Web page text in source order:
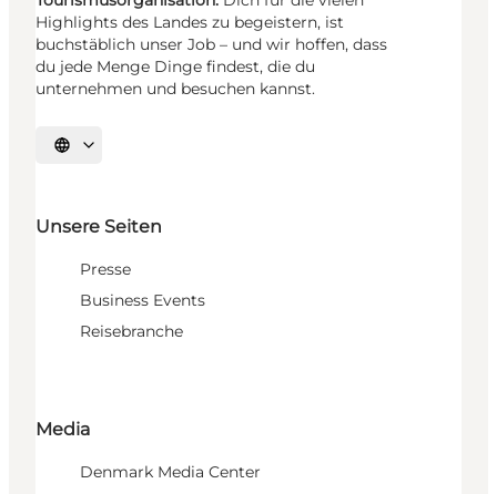
Highlights des Landes zu begeistern, ist
buchstäblich unser Job – und wir hoffen, dass
du jede Menge Dinge findest, die du
unternehmen und besuchen kannst.
Sprache auswählen
Unsere Seiten
Presse
Business Events
Reisebranche
Media
Denmark Media Center